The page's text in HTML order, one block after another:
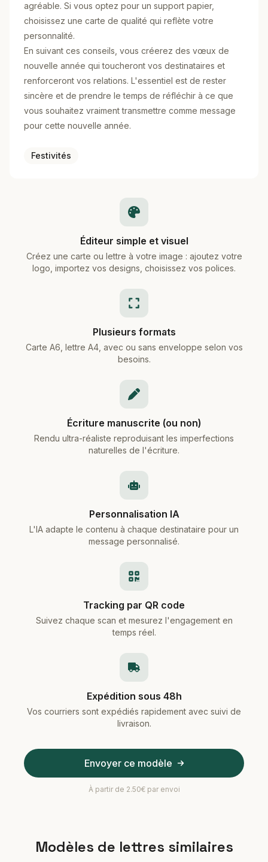
agréable. Si vous optez pour un support papier,
choisissez une carte de qualité qui reflète votre
personnalité.
En suivant ces conseils, vous créerez des vœux de
nouvelle année qui toucheront vos destinataires et
renforceront vos relations. L'essentiel est de rester
sincère et de prendre le temps de réfléchir à ce que
vous souhaitez vraiment transmettre comme message
pour cette nouvelle année.
Festivités
Éditeur simple et visuel
Créez une carte ou lettre à votre image : ajoutez votre
logo, importez vos designs, choisissez vos polices.
Plusieurs formats
Carte A6, lettre A4, avec ou sans enveloppe selon vos
besoins.
Écriture manuscrite (ou non)
Rendu ultra-réaliste reproduisant les imperfections
naturelles de l'écriture.
Personnalisation IA
L'IA adapte le contenu à chaque destinataire pour un
message personnalisé.
Tracking par QR code
Suivez chaque scan et mesurez l'engagement en
temps réel.
Expédition sous 48h
Vos courriers sont expédiés rapidement avec suivi de
livraison.
Envoyer ce modèle
À partir de 2.50€ par envoi
Modèles de lettres similaires